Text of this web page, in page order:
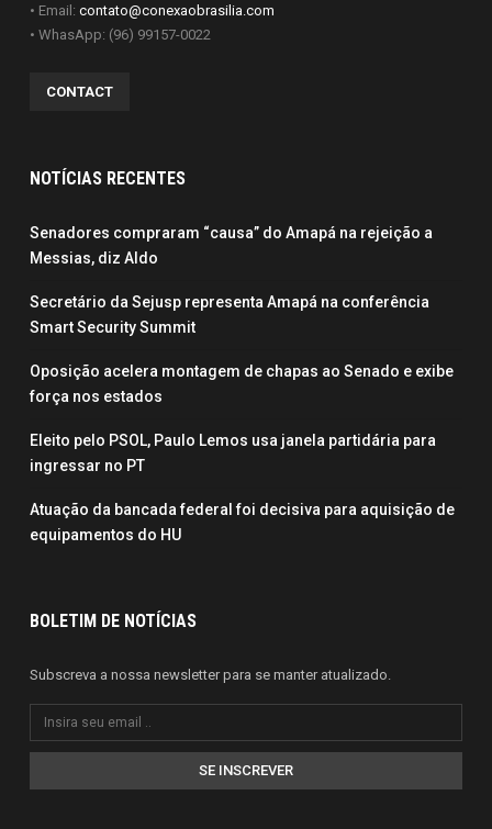
• Email: contato@conexaobrasilia.com
• WhasApp: (96) 99157-0022
CONTACT
NOTÍCIAS RECENTES
Senadores compraram “causa” do Amapá na rejeição a
Messias, diz Aldo
Secretário da Sejusp representa Amapá na conferência
Smart Security Summit
Oposição acelera montagem de chapas ao Senado e exibe
força nos estados
Eleito pelo PSOL, Paulo Lemos usa janela partidária para
ingressar no PT
Atuação da bancada federal foi decisiva para aquisição de
equipamentos do HU
BOLETIM DE NOTÍCIAS
Subscreva a nossa newsletter para se manter atualizado.
SE INSCREVER